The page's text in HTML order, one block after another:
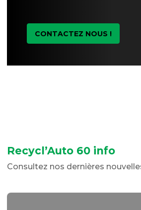
CONTACTEZ NOUS !
Recycl’Auto 60 info
Consultez nos dernières